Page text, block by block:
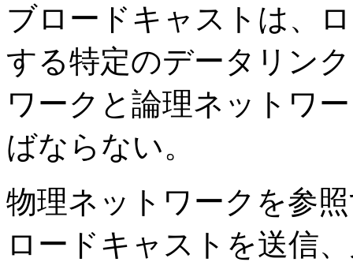
ブロードキャストは、
する特定のデータリン
ワークと論理ネットワ
ばならない。
物理ネットワークを参
ロードキャストを送信